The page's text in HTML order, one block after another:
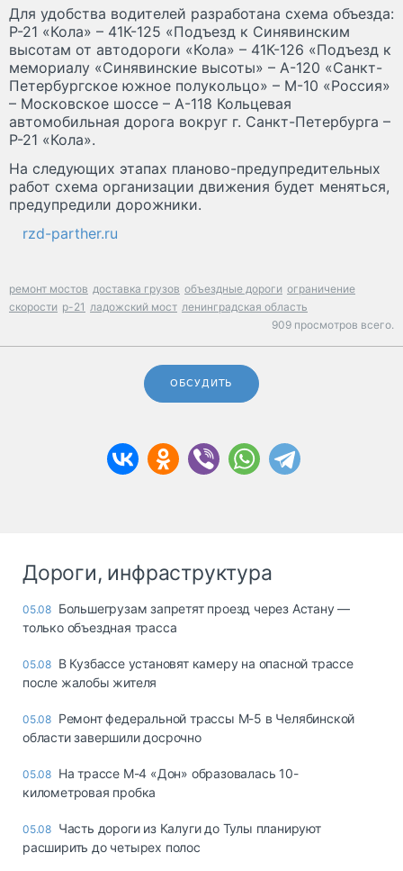
Для удобства водителей разработана схема объезда:
Р-21 «Кола» – 41К-125 «Подъезд к Синявинским
высотам от автодороги «Кола» – 41К-126 «Подъезд к
мемориалу «Синявинские высоты» – А-120 «Санкт-
Петербургское южное полукольцо» – М-10 «Россия»
– Московское шоссе – А-118 Кольцевая
автомобильная дорога вокруг г. Санкт-Петербурга –
Р-21 «Кола».
На следующих этапах планово-предупредительных
работ схема организации движения будет меняться,
предупредили дорожники.
rzd-parther.ru
ремонт мостов доставка грузов объездные дороги ограничение
скорости р-21 ладожский мост ленинградская область
909 просмотров всего.
ОБСУДИТЬ
Дороги, инфраструктура
05.08 Большегрузам запретят проезд через Астану —
только объездная трасса
05.08 В Кузбассе установят камеру на опасной трассе
после жалобы жителя
05.08 Ремонт федеральной трассы М-5 в Челябинской
области завершили досрочно
05.08 На трассе М-4 «Дон» образовалась 10-
километровая пробка
05.08 Часть дороги из Калуги до Тулы планируют
расширить до четырех полос